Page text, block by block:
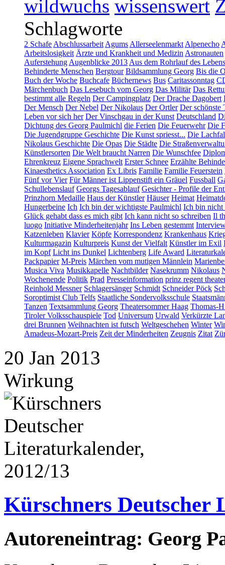
wildwuchs wissenswert
Schlagworte
2 Schafe Abschlussarbeit Agums Allerseelenmarkt Alpenecho
Arbeitslosigkeit Ärzte und Krankheit und Medizin Astronauten
Auferstehung Augenblicke 2013 Aus dem Rohrlauf des Lebens
Behinderte Menschen Bergtour Bildsammlung Georg Bis die
Buch der Woche Buchcafe Büchernews Bus Caritassonntag
Märchenbuch Das Lesebuch vom Georg Das Militär Das
bestimmt alle Regeln Der Campingplatz Der Drache Dagobert
Der Mensch Der Nebel Der Nikolaus Der Ortler Der schönste
Leben vor sich her Der Vinschgau in der Kunst Deutschland
Dichtung des Georg Paulmichl die Ferien Die Feuerwehr Die
Die Jugendgruppe Geschichte Die Kunst spriesst... Die
Nikolaus Geschichte Die Opas Die Städte Die
Künstlersorten Die Welt braucht Narren Die Wunschfee
Ehrenkreuz Eigene Sprachwelt Erster Schnee Erzählte
Kinaesthetics Association Ex Libris Familie Familie Feuerstein
Fünf vor Vier Für Männer ist Lippenstift ein Gräuel Fussball
Schullebenslauf Georgs Tagesablauf Gesichter - Profile der
Prinzhorn Medaille Haus der Künstler Häuser Heimat
Hungerbeine Ich Ich bin der wichtigste Paulmichl Ich bin nicht
Glück gehabt dass es mich gibt Ich kann nicht so schreiben Il
luogo Initiative Minderheitenjahr Ins Leben gestemmt
Katzenleben Klavier Köpfe Korrespondenz Krankenhaus
Kulturmagazin Kulturpreis Kunst der Vielfalt Künstler im Exil
im Kopf Licht ins Dunkel Lichtenberg Life Award
Packpapier M-Preis Märchen vom mutigen Männlein
Musica Viva Musikkapelle Nachtbilder Nasekrumm Nikolaus
Wochenende Politik Prad Presseinformation prinz regent
Reinhold Messner Schlagersänger Schmidt Schneider Pöck
Soroptimist Club Telfs Staatliche Sondervolksschule
Tanzen Textsammlung Georg Theatersommer Haag Thomas-
Tiroler Volksschauspiele Tod Universum Urwald Verkürzte
drei Brunnen Weihnachten ist futsch Weltgeschehen Winter
Amadeus-Mozart-Preis Zeit der Minderheiten Zeugnis Zitat
20 Jan 2013
Wirkung
Kürschners Deutscher
Autoreneintrag: Georg